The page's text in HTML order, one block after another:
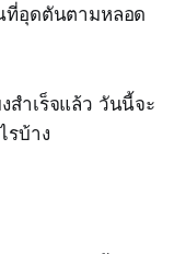
ที่อุดตันตามหลอด
สำเร็จแล้ว วันนี้จะ
รบ้าง